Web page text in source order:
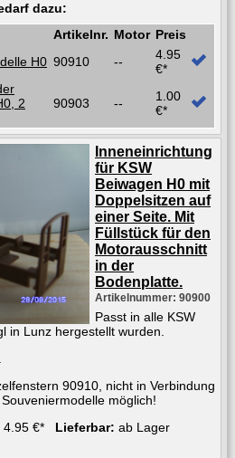
dazu:
Artikelnr. Motor Preis
H0 90910 --
4.95
€*
2
90903 --
1.00
€*
Inneneinrichtung
für KSW
Beiwagen H0 mit
Doppelsitzen auf
einer Seite. Mit
Füllstück für den
Motorausschnitt
in der
Bodenplatte.
Artikelnummer: 90900
Passt in alle KSW
in Lunz hergestellt wurden.
90910, nicht in Verbindung
möglich!
4.95 €* Lieferbar: ab Lager